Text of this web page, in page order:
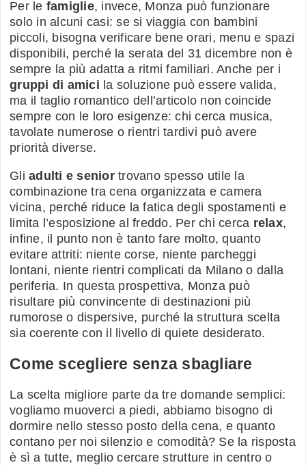
Per le famiglie, invece, Monza può funzionare
solo in alcuni casi: se si viaggia con bambini
piccoli, bisogna verificare bene orari, menu e spazi
disponibili, perché la serata del 31 dicembre non è
sempre la più adatta a ritmi familiari. Anche per i
gruppi di amici la soluzione può essere valida,
ma il taglio romantico dell’articolo non coincide
sempre con le loro esigenze: chi cerca musica,
tavolate numerose o rientri tardivi può avere
priorità diverse.
Gli adulti e seniortrovano spesso utile la
combinazione tra cena organizzata e camera
vicina, perché riduce la fatica degli spostamenti e
limita l’esposizione al freddo. Per chi cerca relax,
infine, il punto non è tanto fare molto, quanto
evitare attriti: niente corse, niente parcheggi
lontani, niente rientri complicati da Milano o dalla
periferia. In questa prospettiva, Monza può
risultare più convincente di destinazioni più
rumorose o dispersive, purché la struttura scelta
sia coerente con il livello di quiete desiderato.
Come scegliere senza sbagliare
La scelta migliore parte da tre domande semplici:
vogliamo muoverci a piedi, abbiamo bisogno di
dormire nello stesso posto della cena, e quanto
contano per noi silenzio e comodità? Se la risposta
è sì a tutte, meglio cercare strutture in centro o